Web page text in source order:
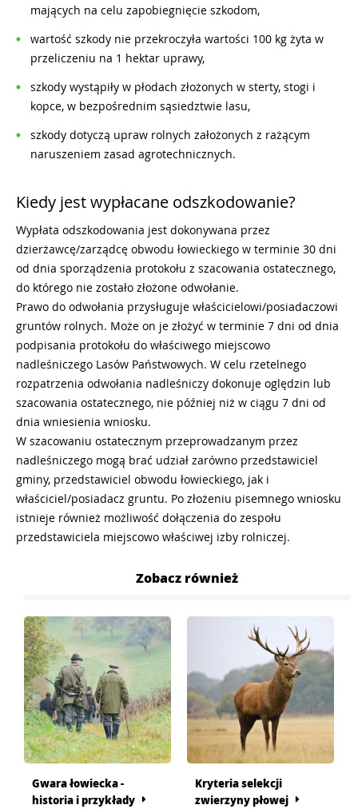
mających na celu zapobiegnięcie szkodom,
wartość szkody nie przekroczyła wartości 100 kg żyta w
przeliczeniu na 1 hektar uprawy,
szkody wystąpiły w płodach złożonych w sterty, stogi i
kopce, w bezpośrednim sąsiedztwie lasu,
szkody dotyczą upraw rolnych założonych z rażącym
naruszeniem zasad agrotechnicznych.
Kiedy jest wypłacane odszkodowanie?
Wypłata odszkodowania jest dokonywana przez
dzierżawcę/zarządcę obwodu łowieckiego w terminie 30 dni
od dnia sporządzenia protokołu z szacowania ostatecznego,
do którego nie zostało złożone odwołanie.
Prawo do odwołania przysługuje właścicielowi/posiadaczowi
gruntów rolnych. Może on je złożyć w terminie 7 dni od dnia
podpisania protokołu do właściwego miejscowo
nadleśniczego Lasów Państwowych. W celu rzetelnego
rozpatrzenia odwołania nadleśniczy dokonuje oględzin lub
szacowania ostatecznego, nie później niż w ciągu 7 dni od
dnia wniesienia wniosku.
W szacowaniu ostatecznym przeprowadzanym przez
nadleśniczego mogą brać udział zarówno przedstawiciel
gminy, przedstawiciel obwodu łowieckiego, jak i
właściciel/posiadacz gruntu. Po złożeniu pisemnego wniosku
istnieje również możliwość dołączenia do zespołu
przedstawiciela miejscowo właściwej izby rolniczej.
Zobacz również
Gwara łowiecka -
historia i przykłady
Kryteria selekcji
zwierzyny płowej